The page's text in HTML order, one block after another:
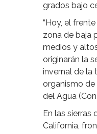
grados bajo
“Hoy, el
zona de baja
medios y
originarán la
invernal de la
organismo de
del Agua
En las sierras
California,